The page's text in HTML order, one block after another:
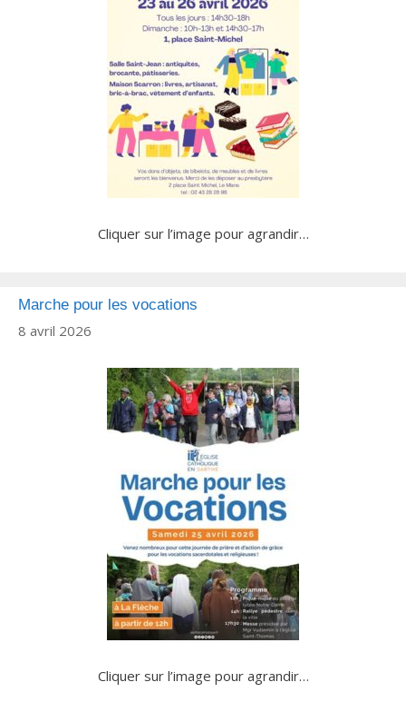
Cliquer sur l’image pour agrandir…
Marche pour les vocations
8 avril 2026
Cliquer sur l’image pour agrandir…